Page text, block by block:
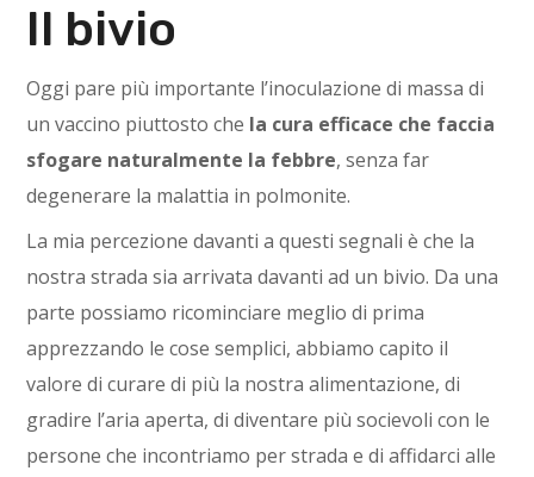
Il bivio
Oggi pare più importante l’inoculazione di massa di
un vaccino piuttosto che la cura efficace che faccia
sfogare naturalmente la febbre, senza far
degenerare la malattia in polmonite.
La mia percezione davanti a questi segnali è che la
nostra strada sia arrivata davanti ad un bivio. Da una
parte possiamo ricominciare meglio di prima
apprezzando le cose semplici, abbiamo capito il
valore di curare di più la nostra alimentazione, di
gradire l’aria aperta, di diventare più socievoli con le
persone che incontriamo per strada e di affidarci alle